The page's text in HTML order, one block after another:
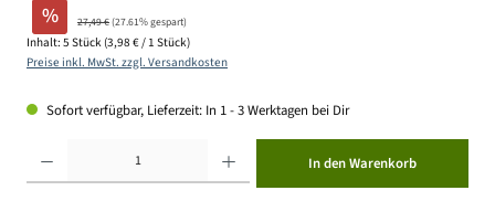
% 27,49 €(27.61% gespart)
Inhalt: 5 Stück (3,98 € / 1 Stück)
Preise inkl. MwSt. zzgl. Versandkosten
Sofort verfügbar, Lieferzeit: In 1 - 3 Werktagen bei Dir
In den Warenkorb